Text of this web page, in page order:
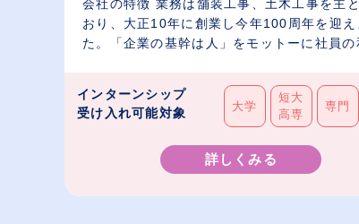
会社の特徴 業務は舗装工事、土木工事を主
おり、大正10年に創業し今年100周年を迎え
た。「企業の基幹は人」をモットーに社員の
インターンシップ
受け入れ可能対象
大学
短大
高専
専門
詳しくみる